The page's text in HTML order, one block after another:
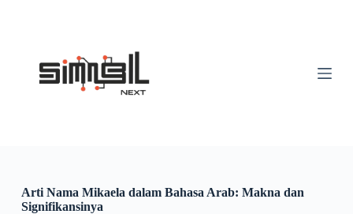
Arti Nama Mikaela dalam Bahasa Arab: Makna dan
Signifikansinya